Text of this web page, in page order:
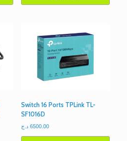
Switch 16 Ports TPLink TL-
SF1016D
6500.00 د.ج